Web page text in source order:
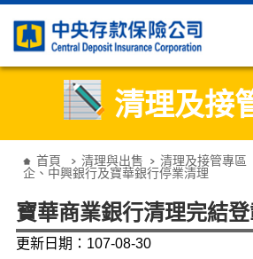
清理及接
首頁 清理與出售 清理及接管專區
企、中興銀行及寶華銀行停業清理
寶華商業銀行清理完結
更新日期：107-08-30